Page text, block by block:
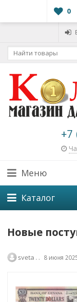
0
+7
Меню
Каталог
Новые
sveta . . 8 июня